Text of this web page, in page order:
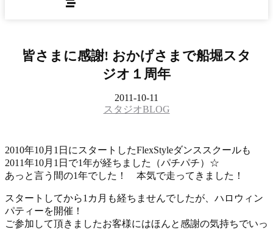
皆さまに感謝! おかげさまで船堀スタ
ジオ１周年
2011-10-11
スタジオBLOG
2010年10月1日にスタートしたFlexStyleダンススクールも
2011年10月1日で1年が経ちました（パチパチ）☆
あっと言う間の1年でした！ 本気で走ってきました！
スタートしてから1カ月も経ちませんでしたが、ハロウィン
パティーを開催！
ご参加して頂きましたお客様にはほんと感謝の気持ちでいっ